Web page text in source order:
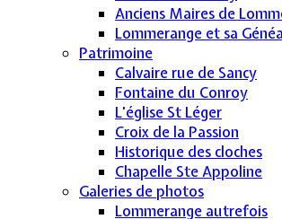
Anciens Maires de
Lommerange et sa
Patrimoine
Calvaire rue de Sancy
Fontaine du Conroy
L'église St Léger
Croix de la Passion
Historique des cloches
Chapelle Ste Appoline
Galeries de photos
Lommerange autrefois